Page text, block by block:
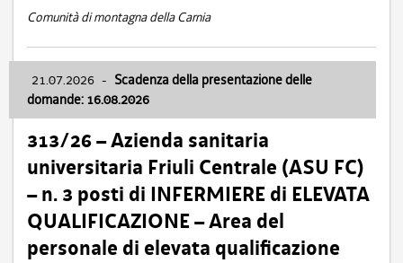
Comunità di montagna della Carnia
21.07.2026 - Scadenza della presentazione delle
domande: 16.08.2026
313/26 – Azienda sanitaria
universitaria Friuli Centrale (ASU FC)
– n. 3 posti di INFERMIERE di ELEVATA
QUALIFICAZIONE – Area del
personale di elevata qualificazione